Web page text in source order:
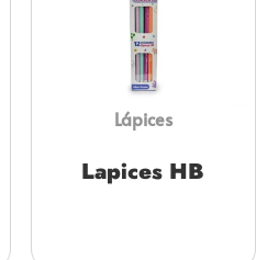
Lápices
Lapices HB